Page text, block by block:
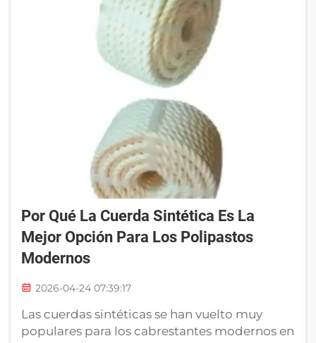
Por Qué La Cuerda Sintética Es La
Mejor Opción Para Los Polipastos
Modernos
2026-04-24 07:39:17
Las cuerdas sintéticas se han vuelto muy
populares para los cabrestantes modernos en